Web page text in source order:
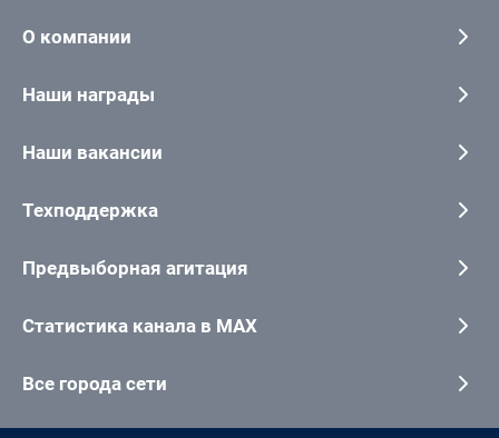
О компании
Наши награды
Наши вакансии
Техподдержка
Предвыборная агитация
Статистика канала в MAX
Все города сети